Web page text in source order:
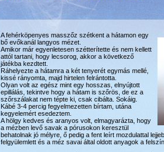
A fehérköpenyes masszőz szétkent a hátamon egy
bő evőkanál langyos mézet.
Amikor már egyenletesen szétterítette és nem kellett
attól tartani, hogy lecsorog, akkor a következő
játékba kezdtett.
Ráhelyezte a hátamra a két tenyerét egymás mellé,
kissé rányomta, majd hirtelen felrántotta.
Olyan volt az egész mint egy hosszas, elnyújtott
epillálás, tekintve hogy a hátam is szőrös, de ez a
szőrszálakat nem tépte ki, csak cibálta. Sokáig.
Kábé 3-4 percig fegyelmezetten bírtam, utána
kegyelemért esedeztem.
A hölgy kedves és aranyos volt, elmagyarázta, hogy
a mézben levő savak a pórusokon keresztül
behatolnak jó mélyre, ő pedig a fent leírt mozdulattal
felgyülemlett és a méz savai által oldott anyagok a